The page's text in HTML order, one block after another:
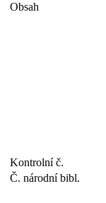
Obsah
Kontrolní č.
Č. národní bibl.